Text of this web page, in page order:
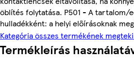
öblítés folytatása. P501 - A tartalom/
hulladékként: a helyi előírásoknak
Kategória összes termékének
Termékleírás